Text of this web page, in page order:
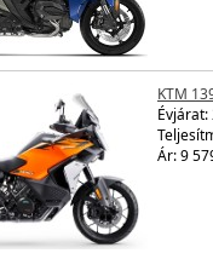
KTM
Évjárat:
Ár: 9